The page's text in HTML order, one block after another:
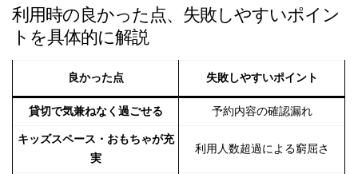
利用時の良かった点、失敗しやすいポイン
トを具体的に解説
良かった点 失敗しやすいポイント
貸切で気兼ねなく過ごせる 予約内容の確認漏れ
キッズスペース・おもちゃが充
実
利用人数超過による窮屈さ